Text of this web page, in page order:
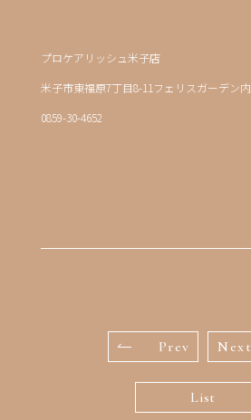
プロケアリッシュ米子店
米子市東福原7丁目8-11フェリスガーデン内
0859-30-4652
Prev Next
List